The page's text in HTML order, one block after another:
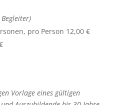
pro Person 12,00 €
Vorlage eines gültigen